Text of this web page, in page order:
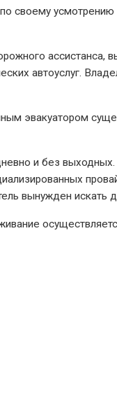
своему
автоуслуг.
эвакуатором
и без
вынужден искать